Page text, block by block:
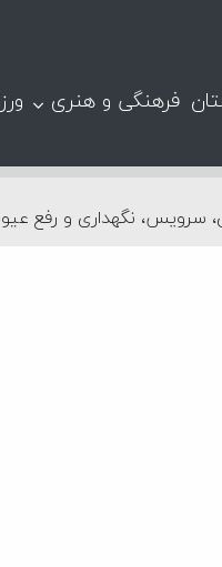
فرهنگی و هنری
سرویس، نگهداری و رفع